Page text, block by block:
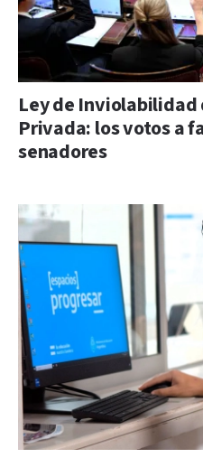
Ley de Inviolabilidad
Privada: los votos a
senadores